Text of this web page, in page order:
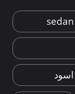
sedan
اسود